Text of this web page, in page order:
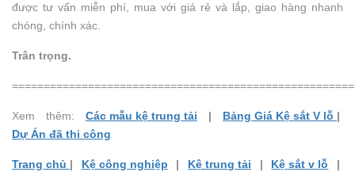
được tư vấn miễn phí, mua với giá rẻ và lắp, giao hàng nhanh
chóng, chính xác.
Trân trọng.
Xem thêm: Các mẫu kệ trung tải | Bảng Giá Kệ sắt V lỗ |
Dự Án đã thi công
Trang chủ | Kệ công nghiệp | Kệ trung tải | Kệ sắt v lỗ |